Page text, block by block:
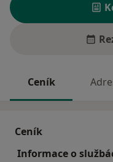
Ceník
Ceník
Informace o